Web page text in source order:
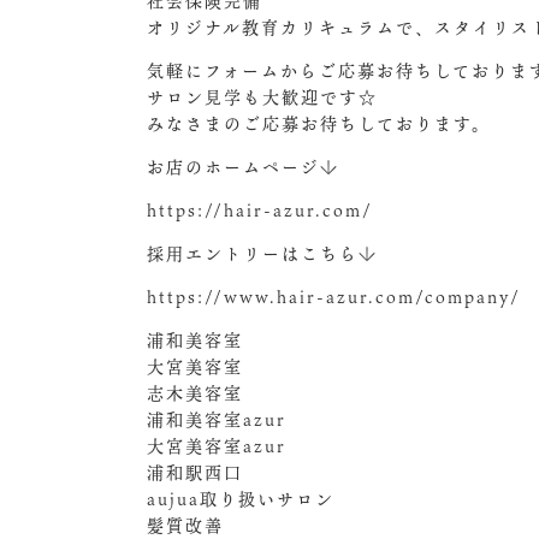
オリジナル教育カリキュラムで、スタイリス
気軽にフォームからご応募お待ちしておりま
サロン見学も大歓迎です☆
みなさまのご応募お待ちしております。
お店のホームページ↓
https://hair-azur.com/
採用エントリーはこちら↓
https://www.hair-azur.com/company/
浦和美容室
大宮美容室
志木美容室
浦和美容室azur
大宮美容室azur
浦和駅西口
aujua取り扱いサロン
髪質改善